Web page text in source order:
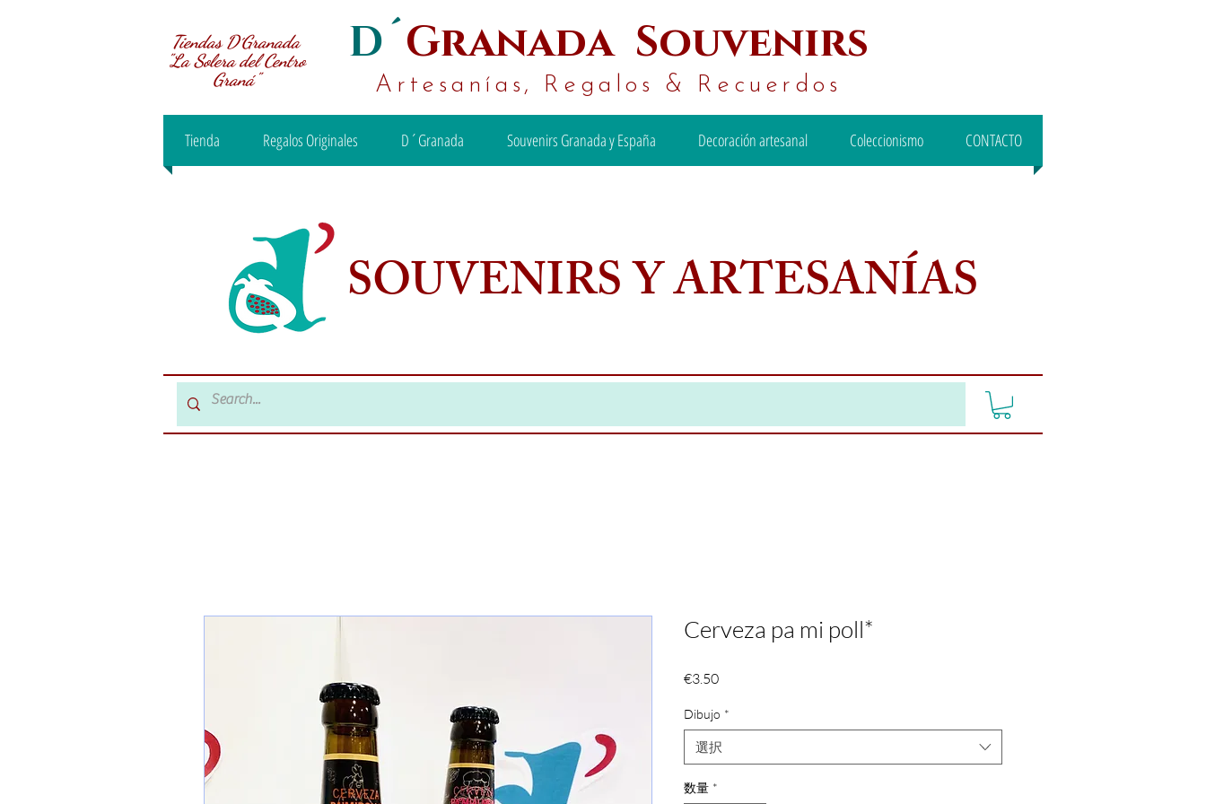
Tiendas D´Granada
"La Solera del Centro
Graná"
D´Granada Souvenirs
Artesanías, Regalos & Recuerdos
Tienda Regalos Originales D´Granada Souvenirs Granada y España Decoración artesanal Coleccionismo CONTACTO
SOUVENIRS Y ARTESANÍAS
Cerveza pa mi poll*
€3.50価
Dibujo *
選択
数量 *